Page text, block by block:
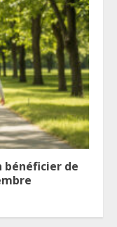
bénéficier de